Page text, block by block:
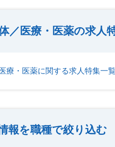
／医療・医薬の求人
医療・医薬に関する求人特集一覧
報を職種で絞り込む